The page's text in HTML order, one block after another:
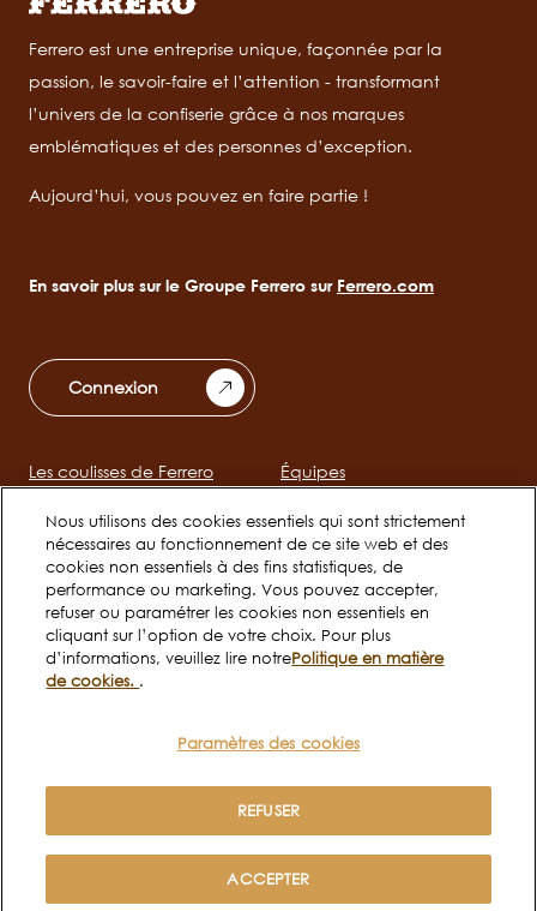
Ferrero est une entreprise unique, façonnée par la
passion, le savoir-faire et l’attention - transformant
l’univers de la confiserie grâce à nos marques
emblématiques et des personnes d’exception.
Aujourd’hui, vous pouvez en faire partie !
En savoir plus sur le Groupe Ferrero sur Ferrero.com
Connexion
Main
navigation
Les coulisses de Ferrero Équipes
Jeunes talents
Social
channels
mobile
Politique de cookies
Politique de confidentialité
Conditions d’utilisation
Nous utilisons des cookies essentiels qui sont strictement
nécessaires au fonctionnement de ce site web et des
cookies non essentiels à des fins statistiques, de
performance ou marketing. Vous pouvez accepter,
refuser ou paramétrer les cookies non essentiels en
cliquant sur l’option de votre choix. Pour plus
d’informations, veuillez lire notrePolitique en matière
de cookies. .
Paramètres des cookies
REFUSER
ACCEPTER